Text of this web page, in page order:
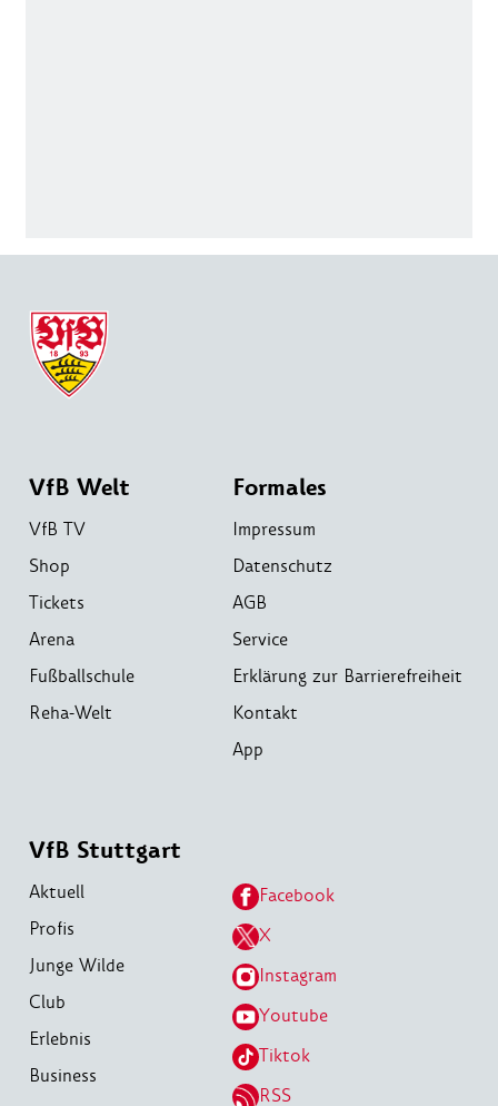
VfB Welt
VfB TV
Shop
Tickets
Arena
Fußballschule
Reha-Welt
Formales
Impressum
Datenschutz
AGB
Service
Erklärung zur Barrierefreiheit
Kontakt
App
VfB Stuttgart
Aktuell
Profis
Junge Wilde
Club
Erlebnis
Business
Facebook
X
Instagram
Youtube
Tiktok
RSS